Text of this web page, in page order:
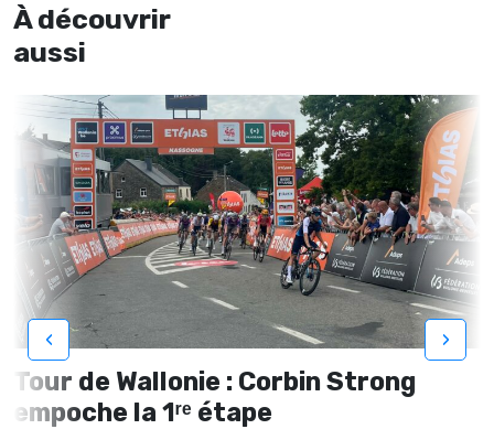
À découvrir
aussi
Tour de Wallonie : Corbin Strong
empoche la 1ʳᵉ étape
‹ ›